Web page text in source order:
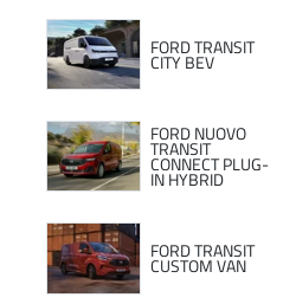
FORD TRANSIT
CITY BEV
FORD NUOVO
TRANSIT
CONNECT PLUG-
IN HYBRID
FORD TRANSIT
CUSTOM VAN